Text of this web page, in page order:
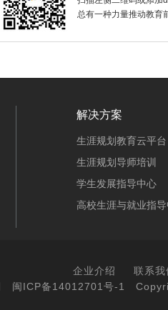
总有一种力量推动教育
解决方案
生涯规划教育云平台
生涯规划导师培训
学生发展指导中心
高校生涯与就业指
企业介绍
联系我
闽ICP备14012701号-1